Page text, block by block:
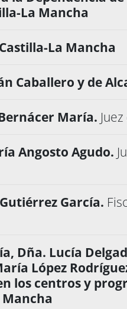
La Mancha
La Mancha
Caballero y de
María.
Angosto Agudo.
García.
Dña. Lucía
López
los centros y